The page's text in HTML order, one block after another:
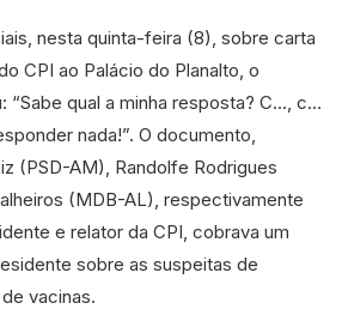
nesta quinta-feira (8), sobre carta
CPI ao Palácio do Planalto, o
“Sabe qual a minha resposta? C…, c…
nada!”. O documento,
(PSD-AM), Randolfe Rodrigues
(MDB-AL), respectivamente
e relator da CPI, cobrava um
sobre as suspeitas de
vacinas.